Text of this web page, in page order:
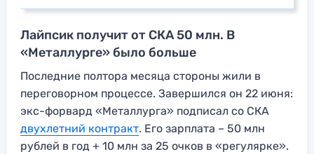
Лайпсик получит от СКА 50 млн. В
«Металлурге» было больше
Последние полтора месяца стороны жили в
переговорном процессе. Завершился он 22 июня:
экс-форвард «Металлурга» подписал со СКА
двухлетний контракт. Его зарплата – 50 млн
рублей в год + 10 млн за 25 очков в «регулярке».